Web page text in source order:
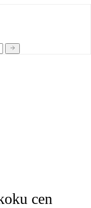
cen